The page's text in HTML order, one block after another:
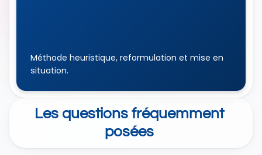
Méthode heuristique, reformulation et mise en
situation.
Les questions fréquemment
posées